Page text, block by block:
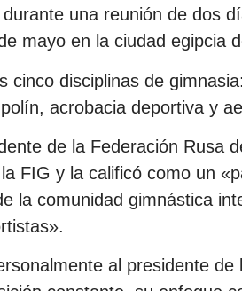
una reunión de dos
mayo en la ciudad egipcia
cinco disciplinas de
acrobacia deportiva y
de la Federación Rusa
FIG y la calificó como un
la comunidad gimnástica
al presidente de